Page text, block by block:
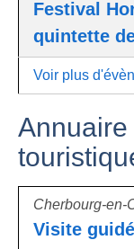
Festival
quintette
Voir plus
Cherbourg-en-
Visite